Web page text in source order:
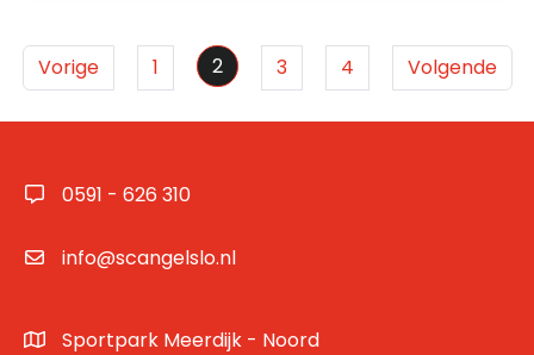
Vorige 1 2 3 4 Volgende
0591 - 626 310
info@scangelslo.nl
Sportpark Meerdijk - Noord